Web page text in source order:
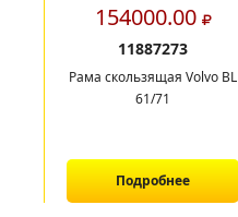
154000.00
11887273
Рама скользящая Volvo BL
61/71
Подробнее